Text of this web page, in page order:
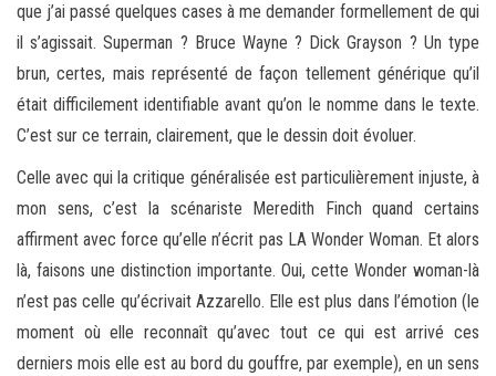
que j’ai passé quelques cases à me demander formellement de qui
il s’agissait. Superman ? Bruce Wayne ? Dick Grayson ? Un type
brun, certes, mais représenté de façon tellement générique qu’il
était difficilement identifiable avant qu’on le nomme dans le texte.
C’est sur ce terrain, clairement, que le dessin doit évoluer.
Celle avec qui la critique généralisée est particulièrement injuste, à
mon sens, c’est la scénariste Meredith Finch quand certains
affirment avec force qu’elle n’écrit pas LA Wonder Woman. Et alors
là, faisons une distinction importante. Oui, cette Wonder woman-là
n’est pas celle qu’écrivait Azzarello. Elle est plus dans l’émotion (le
moment où elle reconnaît qu’avec tout ce qui est arrivé ces
derniers mois elle est au bord du gouffre, par exemple), en un sens